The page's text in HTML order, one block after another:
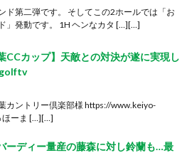
ド第二弾です。 そしてこの2ホールでは「お
」発動です。 1H ヘンなカタ […][…]
CCカップ】天敵との対決が遂に実現し
ントリー倶楽部様 https://www.keiyo-
ほーま […][…]
ーディー量産の藤森に対し鈴蘭も…最